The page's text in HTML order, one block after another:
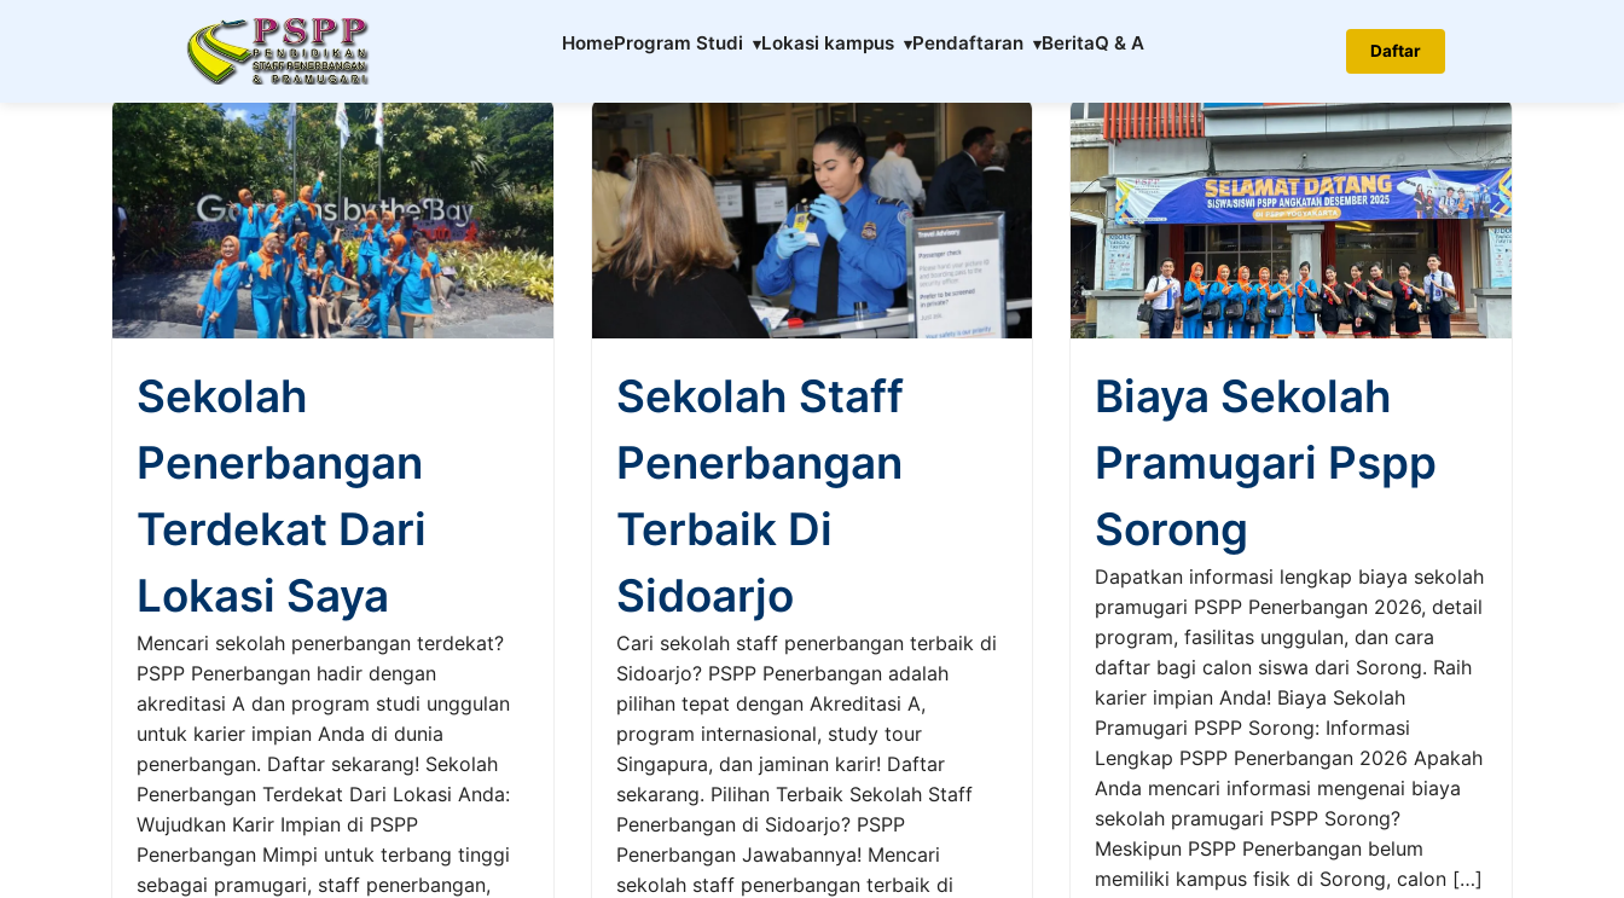
HomeProgram Studi Lokasi kampus Pendaftaran BeritaQ & A Daftar
Berita & Artikel Penerbangan
Sekolah
Penerbangan
Terdekat Dari
Lokasi Saya
Mencari sekolah penerbangan terdekat?
PSPP Penerbangan hadir dengan
akreditasi A dan program studi unggulan
untuk karier impian Anda di dunia
penerbangan. Daftar sekarang! Sekolah
Penerbangan Terdekat Dari Lokasi Anda:
Wujudkan Karir Impian di PSPP
Penerbangan Mimpi untuk terbang tinggi
sebagai pramugari, staff penerbangan,
Sekolah Staff
Penerbangan
Terbaik Di
Sidoarjo
Cari sekolah staff penerbangan terbaik di
Sidoarjo? PSPP Penerbangan adalah
pilihan tepat dengan Akreditasi A,
program internasional, study tour
Singapura, dan jaminan karir! Daftar
sekarang. Pilihan Terbaik Sekolah Staff
Penerbangan di Sidoarjo? PSPP
Penerbangan Jawabannya! Mencari
sekolah staff penerbangan terbaik di
Biaya Sekolah
Pramugari Pspp
Sorong
Dapatkan informasi lengkap biaya sekolah
pramugari PSPP Penerbangan 2026, detail
program, fasilitas unggulan, dan cara
daftar bagi calon siswa dari Sorong. Raih
karier impian Anda! Biaya Sekolah
Pramugari PSPP Sorong: Informasi
Lengkap PSPP Penerbangan 2026 Apakah
Anda mencari informasi mengenai biaya
sekolah pramugari PSPP Sorong?
Meskipun PSPP Penerbangan belum
memiliki kampus fisik di Sorong, calon […]